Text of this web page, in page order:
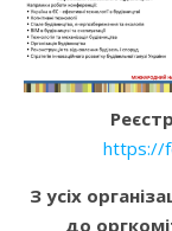
https://
З усіх
до